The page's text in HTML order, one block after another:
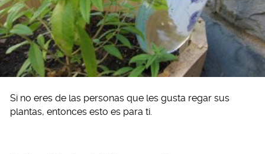
Si no eres de las personas que les gusta regar sus
plantas, entonces esto es para ti.